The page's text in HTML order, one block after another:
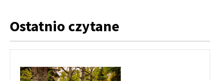
Ostatnio czytane